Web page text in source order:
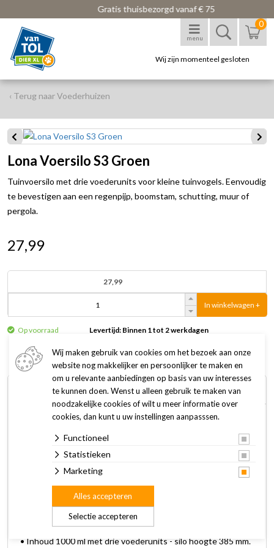
Gratis thuisbezorgd vanaf € 75
menu
0
Wij zijn momenteel gesloten
‹ Terug naar Voederhuizen
Lona Voersilo S3 Groen
Tuinvoersilo met drie voederunits voor kleine tuinvogels. Eenvoudig
te bevestigen aan een regenpijp, boomstam, schutting, muur of
pergola.
27,99
27,99
In winkelwagen +
Op voorraad Levertijd: Binnen 1 tot 2 werkdagen
Omschrijving Specificaties
Lona S3 is een tuinvogelvoersilo met drie voerunits. Voor
kleine tuinvogels zoals mezen, vinken, mussen en
soortgenoten. Eenvoudig te bevestigen aan een regenpijp,
boomstam, schutting, muur of pergola.
• Voor kleine tuinvogels zoals mezen, vinken, mussen en
soortgenoten.
• Inhoud 1000 ml met drie voederunits - silo hoogte 385 mm.
Wij maken gebruik van cookies om het bezoek aan onze
website nog makkelijker en persoonlijker te maken en
om u relevante aanbiedingen op basis van uw interesses
te kunnen doen. Wenst u alleen gebruik te maken van
noodzakelijke cookies of wilt u meer informatie over
cookies, dan kunt u uw instellingen aanpasssen.
Functioneel
Statistieken
Marketing
Selectie accepteren
Alles accepteren